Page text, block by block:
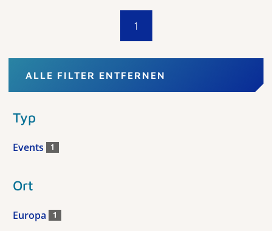
1
ALLE FILTER ENTFERNEN
Typ
Events 1
Ort
Europa 1